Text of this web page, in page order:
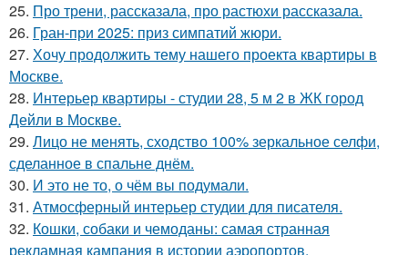
25. Про трени, рассказала, про растюхи рассказала.
26. Гран-при 2025: приз симпатий жюри.
27. Хочу продолжить тему нашего проекта квартиры в
Москве.
28. Интерьер квартиры - студии 28, 5 м 2 в ЖК город
Дейли в Москве.
29. Лицо не менять, сходство 100% зеркальное селфи,
сделанное в спальне днём.
30. И это не то, о чём вы подумали.
31. Атмосферный интерьер студии для писателя.
32. Кошки, собаки и чемоданы: самая странная
рекламная кампания в истории аэропортов.